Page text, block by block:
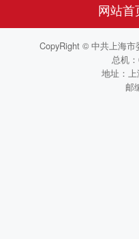
网站首
CopyRight © 中共上海
总机
地址：
邮